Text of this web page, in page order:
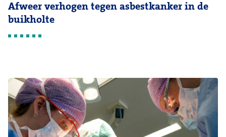
Afweer verhogen tegen asbestkanker in de
buikholte